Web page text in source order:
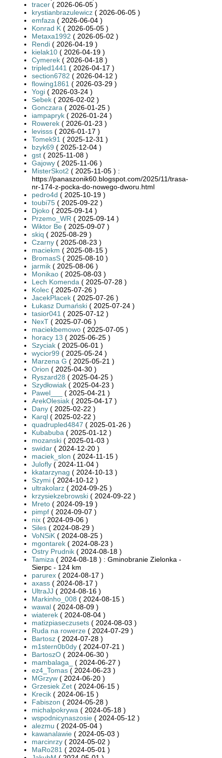
tracer ( 2026-06-05 )
krystianbrazulewicz ( 2026-06-05 )
emfaza ( 2026-06-04 )
Konrad K ( 2026-05-05 )
Metaxa1992 ( 2026-05-02 )
Rendi ( 2026-04-19 )
kielak10 ( 2026-04-19 )
Cymerek ( 2026-04-18 )
tripled1441 ( 2026-04-17 )
section6782 ( 2026-04-12 )
flowing1861 ( 2026-03-29 )
Yogi ( 2026-03-24 )
Sebek ( 2026-02-02 )
Gonczara ( 2026-01-25 )
iampapryk ( 2026-01-24 )
Rowerek ( 2026-01-23 )
levisss ( 2026-01-17 )
Tomek91 ( 2025-12-31 )
bzyk69 ( 2025-12-04 )
gst ( 2025-11-08 )
Gajowy ( 2025-11-06 )
MisterSkot2 ( 2025-11-05 ) :
https://panaszonik60.blogspot.com/2025/11/trasa-
nr-174-z-pocka-do-nowego-dworu.html
pedro4d ( 2025-10-19 )
toubi75 ( 2025-09-22 )
Djoko ( 2025-09-14 )
Przemo_WR ( 2025-09-14 )
Wiktor Be ( 2025-09-07 )
skiq ( 2025-08-29 )
Czarny ( 2025-08-23 )
maciekm ( 2025-08-15 )
BromasS ( 2025-08-10 )
jarmik ( 2025-08-06 )
Monikao ( 2025-08-03 )
Lech Komenda ( 2025-07-28 )
Kolec ( 2025-07-26 )
JacekPlacek ( 2025-07-26 )
Łukasz Dumański ( 2025-07-24 )
tasior041 ( 2025-07-12 )
NexT ( 2025-07-06 )
maciekbemowo ( 2025-07-05 )
horacy 13 ( 2025-06-25 )
Szyciak ( 2025-06-01 )
wycior99 ( 2025-05-24 )
Marzena G ( 2025-05-21 )
Orion ( 2025-04-30 )
Ryszard28 ( 2025-04-25 )
Szydłowiak ( 2025-04-23 )
Pawel___
( 2025-04-21 )
ArekOlesiak ( 2025-04-17 )
Dany ( 2025-02-22 )
Karql ( 2025-02-22 )
quadrupled4847 ( 2025-01-26 )
Kubabuba ( 2025-01-12 )
mozanski ( 2025-01-03 )
swidar ( 2024-12-20 )
maciek_slon ( 2024-11-15 )
Julofly ( 2024-11-04 )
kkatarzynag ( 2024-10-13 )
Szymi ( 2024-10-12 )
ultrakolarz ( 2024-09-25 )
krzysiekzebrowski ( 2024-09-22 )
Mreto ( 2024-09-19 )
pimpf ( 2024-09-07 )
nix ( 2024-09-06 )
Siles ( 2024-08-29 )
VoNSiK ( 2024-08-25 )
mgontarek ( 2024-08-23 )
Ostry Prudnik ( 2024-08-18 )
Tamiza ( 2024-08-18 ) : Gminobranie Zielonka -
Sierpc - 124 km
parurex ( 2024-08-17 )
axass ( 2024-08-17 )
UltraJJ ( 2024-08-16 )
Markinho_008 ( 2024-08-15 )
wawal ( 2024-08-09 )
wiaterek ( 2024-08-04 )
matizpiaseczusets ( 2024-08-03 )
Ruda na rowerze ( 2024-07-29 )
Bartosz ( 2024-07-28 )
m1stern0b0dy ( 2024-07-21 )
BartoszO ( 2024-06-30 )
mambalaga_
( 2024-06-27 )
ez4_Tomas ( 2024-06-23 )
MGrzyw ( 2024-06-20 )
Grzesiek Zet ( 2024-06-15 )
Krecik ( 2024-06-15 )
Fabiszon ( 2024-05-28 )
michalpokrywa ( 2024-05-18 )
wspodnicynaszosie ( 2024-05-12 )
alezmu ( 2024-05-04 )
kawanalawie ( 2024-05-03 )
marcinrzy ( 2024-05-02 )
MaRo281 ( 2024-05-01 )